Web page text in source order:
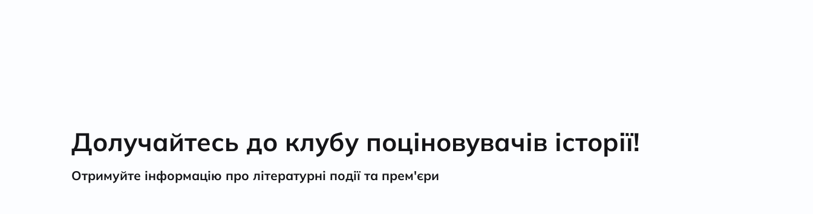
Долучайтесь до клубу поціновувачів історії!
Отримуйте інформацію про літературні події та прем'єри